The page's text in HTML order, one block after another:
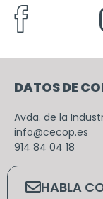
DATOS DE
Avda. de la
info@cecop.es
914 84 04 18
HABLA